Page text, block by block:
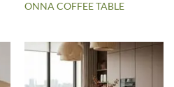
ONNA COFFEE TABLE